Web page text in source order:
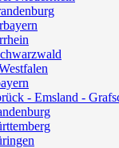
- Emsland -